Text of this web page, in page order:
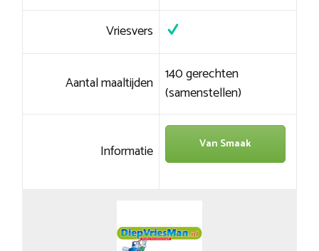
Vriesvers
Aantal maaltijden 140 gerechten
(samenstellen)
Informatie Van Smaak